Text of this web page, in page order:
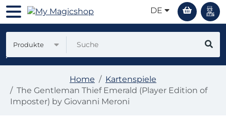
DE
Produkte
Home
Kartenspiele
The Gentleman Thief Emerald (Player Edition of
Imposter) by Giovanni Meroni